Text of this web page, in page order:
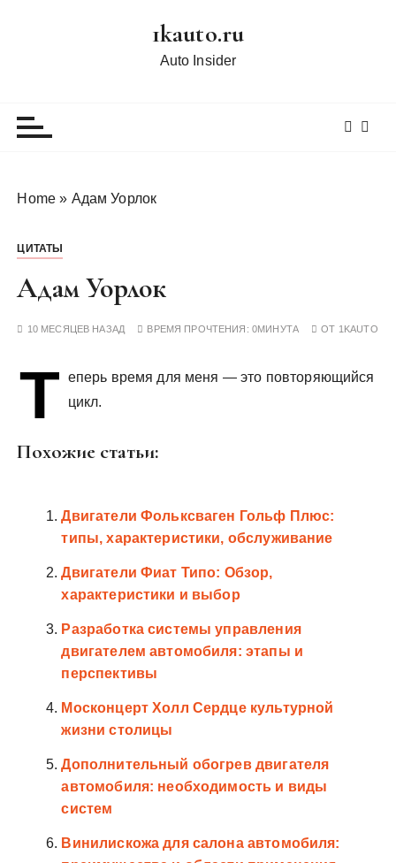
1kauto.ru
Auto Insider
Home » Адам Уорлок
ЦИТАТЫ
Адам Уорлок
10 МЕСЯЦЕВ НАЗАД ВРЕМЯ ПРОЧТЕНИЯ: 0МИНУТА ОТ 1KAUTO
Т еперь время для меня — это повторяющийся
цикл.
Похожие статьи:
Двигатели Фольксваген Гольф Плюс:
типы, характеристики, обслуживание
Двигатели Фиат Типо: Обзор‚
характеристики и выбор
Разработка системы управления
двигателем автомобиля: этапы и
перспективы
Москонцерт Холл Сердце культурной
жизни столицы
Дополнительный обогрев двигателя
автомобиля: необходимость и виды
систем
Винилискожа для салона автомобиля: